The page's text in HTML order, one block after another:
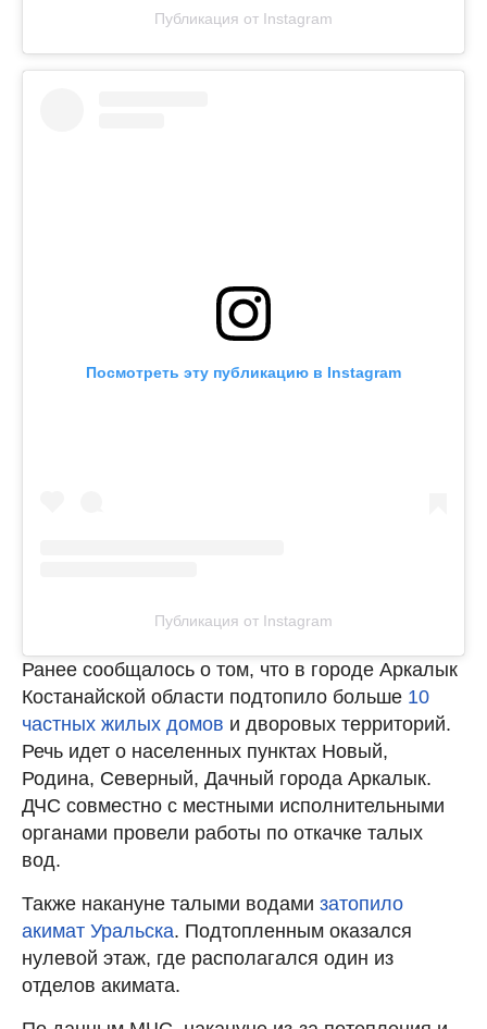
Публикация от Instagram
Посмотреть эту публикацию в Instagram
Публикация от Instagram
Ранее сообщалось о том, что в городе Аркалык
Костанайской области подтопило больше 10
частных жилых домов и дворовых территорий.
Речь идет о населенных пунктах Новый,
Родина, Северный, Дачный города Аркалык.
ДЧС совместно с местными исполнительными
органами провели работы по откачке талых
вод.
Также накануне талыми водами затопило
акимат Уральска. Подтопленным оказался
нулевой этаж, где располагался один из
отделов акимата.